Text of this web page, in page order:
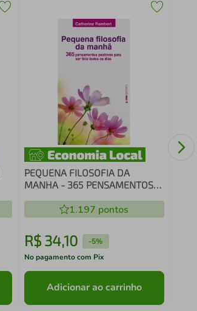
PEQUENA FILOSOFIA DA
MANHA - 365 PENSAMENTOS
1.197 pontos
R$ 34,10 -5%
No pagamento com Pix
Adicionar ao carrinho